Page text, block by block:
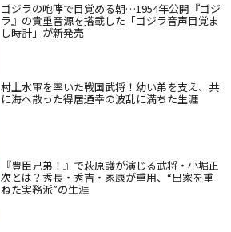
ゴジラの咆哮で目覚める朝…1954年公開『ゴジ
ラ』の貴重音源を搭載した「ゴジラ音声目覚ま
し時計」が新発売
村上水軍を率いた戦国武将！幼い弟を支え、共
に海へ散った得居通幸の波乱に満ちた生涯
『豊臣兄弟！』で萩原護が演じる武将・小堀正
次とは？秀長・秀吉・家康が重用、“出家を重
ねた実務派”の生涯